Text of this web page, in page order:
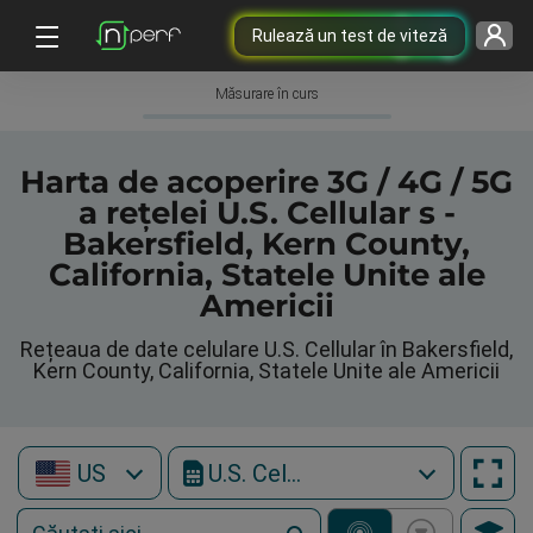
Rulează un test de viteză
Măsurare în curs
Harta de acoperire 3G / 4G / 5G
a rețelei U.S. Cellular s -
Bakersfield, Kern County,
California, Statele Unite ale
Americii
Rețeaua de date celulare U.S. Cellular în Bakersfield,
Kern County, California, Statele Unite ale Americii
US U.S. Cellular